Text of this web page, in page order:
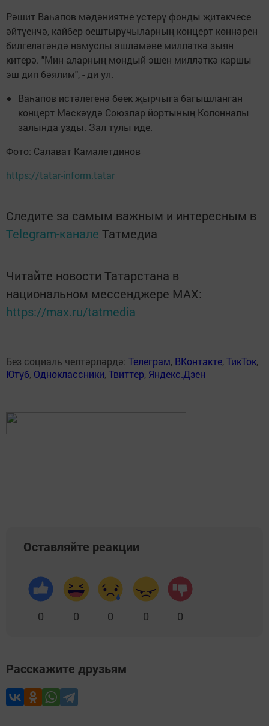
Рәшит Ваһапов мәдәниятне үстерү фонды җитәкчесе
әйтүенчә, кайбер оештыручыларның концерт көннәрен
билгеләгәндә намуслы эшләмәве милләткә зыян
китерә. "Мин аларның мондый эшен милләткә каршы
эш дип бәялим", - ди ул.
Ваһапов истәлегенә бөек җырчыга багышланган
концерт Мәскәүдә Союзлар йортының Колонналы
залында узды. Зал тулы иде.
Фото: Салават Камалетдинов
https://tatar-inform.tatar
Следите за самым важным и интересным в
Telegram-канале Татмедиа
Читайте новости Татарстана в
национальном мессенджере MАХ:
https://max.ru/tatmedia
Без социаль челтәрләрдә: Телеграм, ВКонтакте,ТикТок,
Ютуб, Одноклассники,Твиттер, Яндекс.Дзен
Оставляйте реакции
0 0 0 0 0
Расскажите друзьям